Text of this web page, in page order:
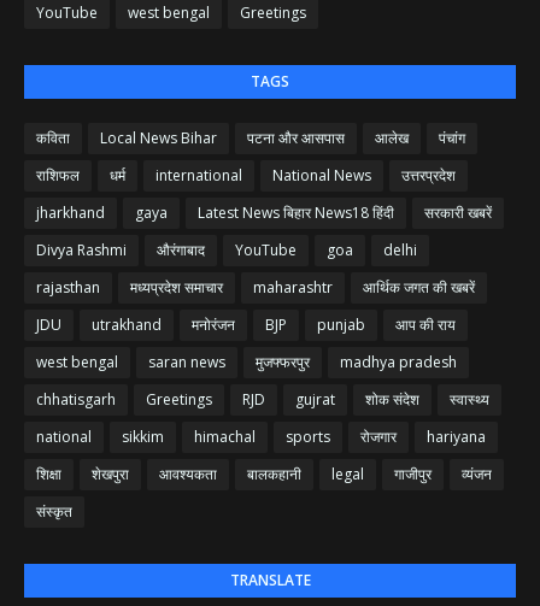
YouTube
west bengal Greetings
TAGS
कविता Local News Bihar पटना और आसपास आलेख
पंचांग
राशिफल
धर्म international National News
उत्तरप्रदेश
jharkhand
gaya Latest News बिहार News18 हिंदी
सरकारी खबरें
Divya Rashmi
औरंगाबाद YouTube goa
delhi
rajasthan
मध्यप्रदेश समाचार maharashtr
आर्थिक जगत की खबरें
JDU
utrakhand मनोरंजन BJP punjab
आप की राय
west bengal
saran news मुजफ्फरपुर
madhya pradesh
chhatisgarh
Greetings RJD gujrat शोक संदेश
स्वास्थ्य
national
sikkim himachal sports रोजगार
hariyana
शिक्षा
शेखपुरा आवश्यकता बालकहानी legal गाजीपुर
व्यंजन
संस्कृत
TRANSLATE